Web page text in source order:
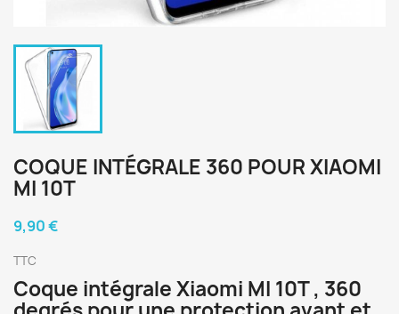
COQUE INTÉGRALE 360 POUR XIAOMI
MI 10T
9,90 €
TTC
Coque intégrale Xiaomi MI 10T , 360